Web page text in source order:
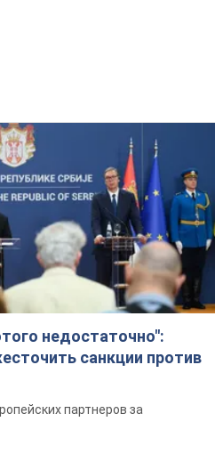
недостаточно":
санкции против
партнеров за